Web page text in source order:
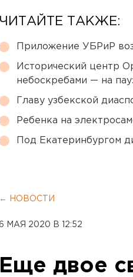
ЧИТАЙТЕ ТАКЖЕ:
Приложение УБРиР
Исторический центр
небоскребами — на
Главу узбекской
Ребенка на
Под Екатеринбургом
← НОВОСТИ
МАЯ 2020 В 12:52
Еще двое